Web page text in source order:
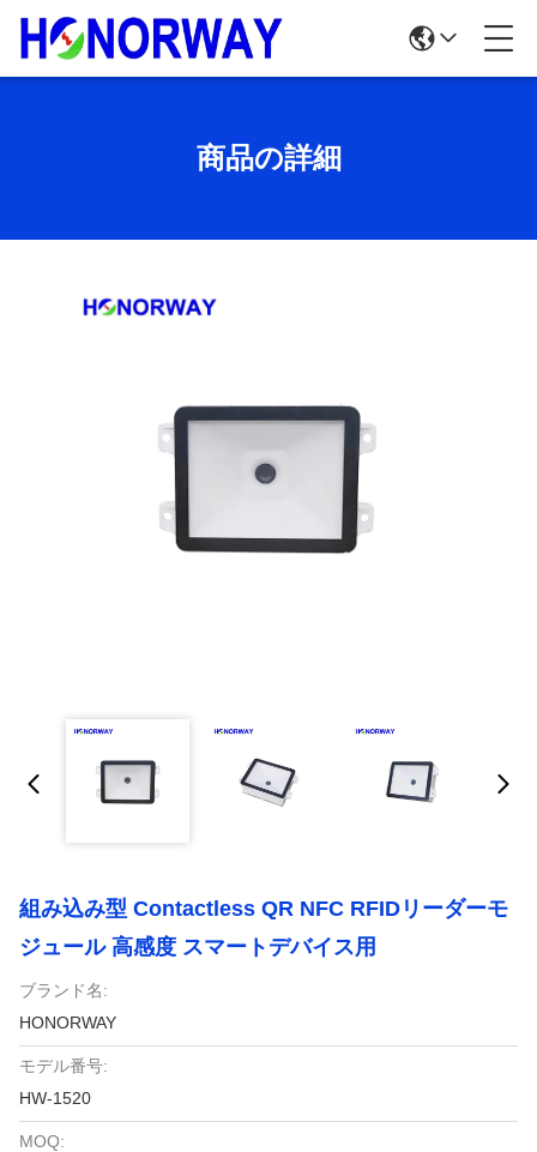
商品の詳細
組み込み型 Contactless QR NFC RFIDリーダーモ
ジュール 高感度 スマートデバイス用
ブランド名:
HONORWAY
モデル番号:
HW-1520
MOQ: